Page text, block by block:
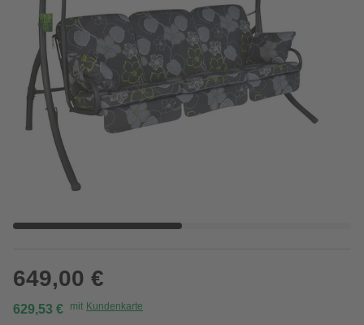
649,00 €
629,53 € mit Kundenkarte